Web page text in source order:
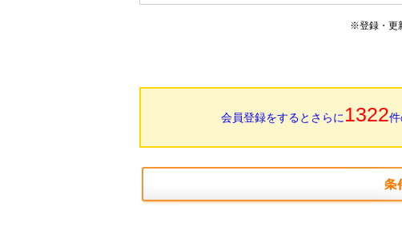
時でご内覧可能！★ 当店までお電話いただく
※登録・更
会員登録をするとさらに 1322件